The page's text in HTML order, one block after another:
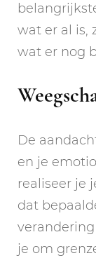
wat er al is,
wat er nog
De
en je
realiseer je
dat
je om